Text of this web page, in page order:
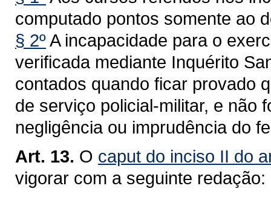
computado pontos somente ao
§ 2ºA incapacidade para o
verificada mediante Inquérito
contados quando ficar provado
de serviço policial-militar, e não
negligência ou imprudência do
Art. 13. O caput do inciso II do
vigorar com a seguinte redação: